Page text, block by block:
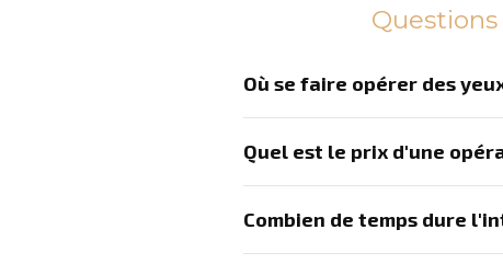
Où se faire opérer des
Quel est le prix d'une
Combien de temps dure